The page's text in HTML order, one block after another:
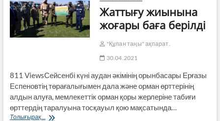
Жаттығу жиынына
жоғары баға берілді
"Құлан таңы" ақпарат.
30.04.2021
811 ViewsСейсенбі күні аудан әкімінің орынбасары Ерғазы
Еспеновтің төрағалығымен дала және орман өрттерінің
алдын алуға, мемлекеттік орман қоры жерлеріне табиғи
өрттердің таралуына тосқауыл қою мақсатында…
Толығырақ...
Жаттығу